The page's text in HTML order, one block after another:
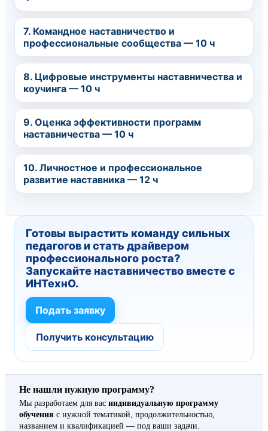
7. Командное наставничество и
профессиональные сообщества — 10 ч
8. Цифровые инструменты наставничества и
коучинга — 10 ч
9. Оценка эффективности программ
наставничества — 10 ч
10. Личностное и профессиональное
развитие наставника — 12 ч
Готовы вырастить команду сильных
педагогов и стать драйвером
профессионального роста?
Запускайте наставничество вместе с
ИНТехнО.
Подать заявку
Получить консультацию
Не нашли нужную программу?
Мы разработаем для вас индивидуальную программу
обучения с нужной тематикой, продолжительностью,
названием и квалификацией — под ваши задачи.